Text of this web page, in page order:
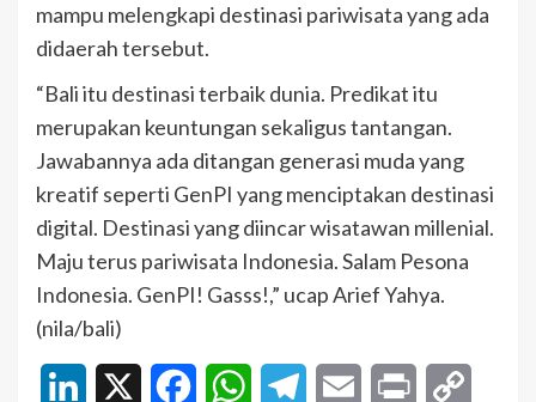
mampu melengkapi destinasi pariwisata yang ada
didaerah tersebut.
“Bali itu destinasi terbaik dunia. Predikat itu
merupakan keuntungan sekaligus tantangan.
Jawabannya ada ditangan generasi muda yang
kreatif seperti GenPI yang menciptakan destinasi
digital. Destinasi yang diincar wisatawan millenial.
Maju terus pariwisata Indonesia. Salam Pesona
Indonesia. GenPI! Gasss!,” ucap Arief Yahya.
(nila/bali)
LinkedIn FacebookWhatsAppTelegramEmail Print